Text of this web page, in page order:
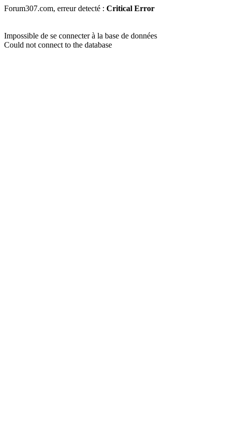
Forum307.com, erreur detecté : Critical Error
Impossible de se connecter à la base de données
Could not connect to the database